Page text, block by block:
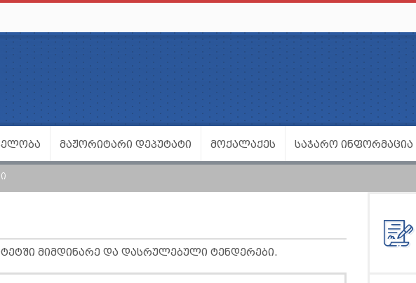
ᲛᲐᲟᲝᲠᲘᲢᲐᲠᲘ ᲓᲔᲞᲣᲢᲐᲢᲘ ᲛᲝᲥᲐᲚᲐᲥᲔᲡ ᲡᲐᲯᲐᲠᲝ ᲘᲜᲤᲝᲠᲛᲐᲪᲘᲐ
ᲛᲘᲛᲓᲘᲜᲐᲠᲔ ᲓᲐ ᲓᲐᲡᲠᲣᲚᲔᲑᲣᲚᲘ ᲢᲔᲜᲓᲔᲠᲔᲑᲘ.